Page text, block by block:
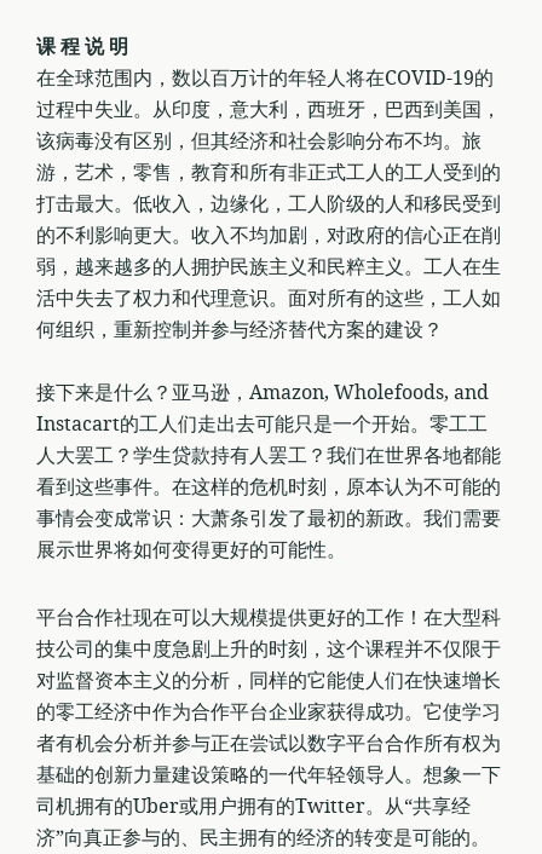
课 程 说 明
在全球范围内，数以百万计的年轻人将在COVID-19的
过程中失业。从印度，意大利，西班牙，巴西到美国，
该病毒没有区别，但其经济和社会影响分布不均。旅
游，艺术，零售，教育和所有非正式工人的工人受到的
打击最大。低收入，边缘化，工人阶级的人和移民受到
的不利影响更大。收入不均加剧，对政府的信心正在削
弱，越来越多的人拥护民族主义和民粹主义。工人在生
活中失去了权力和代理意识。面对所有的这些，工人如
何组织，重新控制并参与经济替代方案的建设？
接下来是什么？亚马逊，Amazon, Wholefoods, and
Instacart的工人们走出去可能只是一个开始。零工工
人大罢工？学生贷款持有人罢工？我们在世界各地都能
看到这些事件。在这样的危机时刻，原本认为不可能的
事情会变成常识：大萧条引发了最初的新政。我们需要
展示世界将如何变得更好的可能性。
平台合作社现在可以大规模提供更好的工作！在大型科
技公司的集中度急剧上升的时刻，这个课程并不仅限于
对监督资本主义的分析，同样的它能使人们在快速增长
的零工经济中作为合作平台企业家获得成功。它使学习
者有机会分析并参与正在尝试以数字平台合作所有权为
基础的创新力量建设策略的一代年轻领导人。想象一下
司机拥有的Uber或用户拥有的Twitter。从“共享经
济”向真正参与的、民主拥有的经济的转变是可能的。